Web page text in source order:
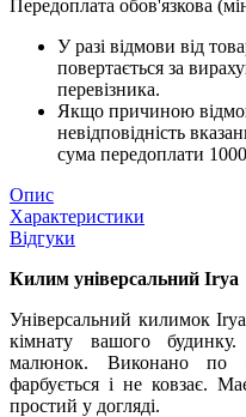
Передоплата обов'язкова
У разі відмови від
повертається за
перевізника.
Якщо причиною
невідповідність
сума передоплати
Опис
Характеристики
Відгуки
Килим універсальний Irya
Універсальний килимок
кімнату вашого
малюнок. Виконано по
фарбується і не ковзає.
простий у догляді.